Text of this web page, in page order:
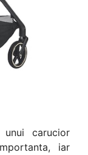
unui carucior
iar